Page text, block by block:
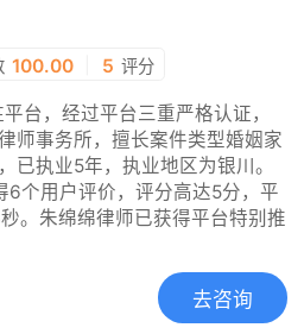
100.00 5 评分
台，经过平台三重严格认证，
师事务所，擅长案件类型婚姻家
已执业5年，执业地区为银川。
6个用户评价，评分高达5分，平
。朱绵绵律师已获得平台特别推
去咨询